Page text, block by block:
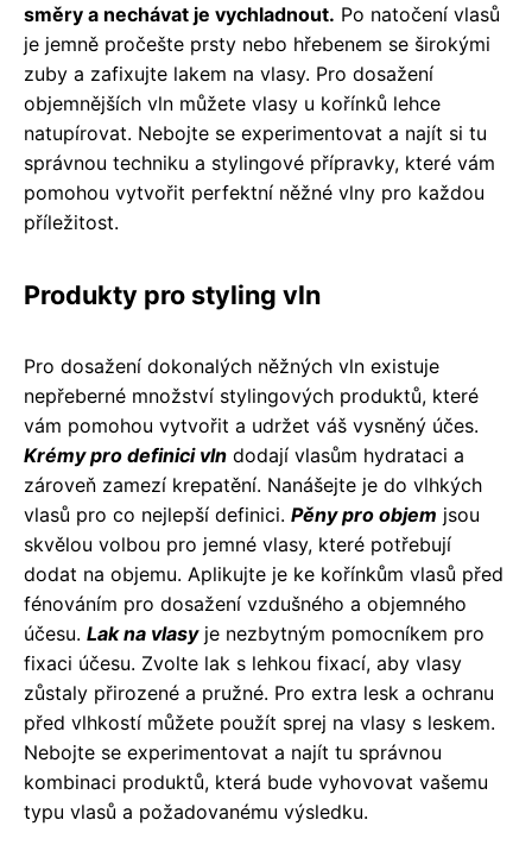
směry a nechávat je vychladnout. Po natočení vlasů
je jemně pročešte prsty nebo hřebenem se širokými
zuby a zafixujte lakem na vlasy. Pro dosažení
objemnějších vln můžete vlasy u kořínků lehce
natupírovat. Nebojte se experimentovat a najít si tu
správnou techniku a stylingové přípravky, které vám
pomohou vytvořit perfektní něžné vlny pro každou
příležitost.
Produkty pro styling vln
Pro dosažení dokonalých něžných vln existuje
nepřeberné množství stylingových produktů, které
vám pomohou vytvořit a udržet váš vysněný účes.
Krémy pro definici vln dodají vlasům hydrataci a
zároveň zamezí krepatění. Nanášejte je do vlhkých
vlasů pro co nejlepší definici. Pěny pro objem jsou
skvělou volbou pro jemné vlasy, které potřebují
dodat na objemu. Aplikujte je ke kořínkům vlasů před
fénováním pro dosažení vzdušného a objemného
účesu. Lak na vlasyje nezbytným pomocníkem pro
fixaci účesu. Zvolte lak s lehkou fixací, aby vlasy
zůstaly přirozené a pružné. Pro extra lesk a ochranu
před vlhkostí můžete použít sprej na vlasy s leskem.
Nebojte se experimentovat a najít tu správnou
kombinaci produktů, která bude vyhovovat vašemu
typu vlasů a požadovanému výsledku.